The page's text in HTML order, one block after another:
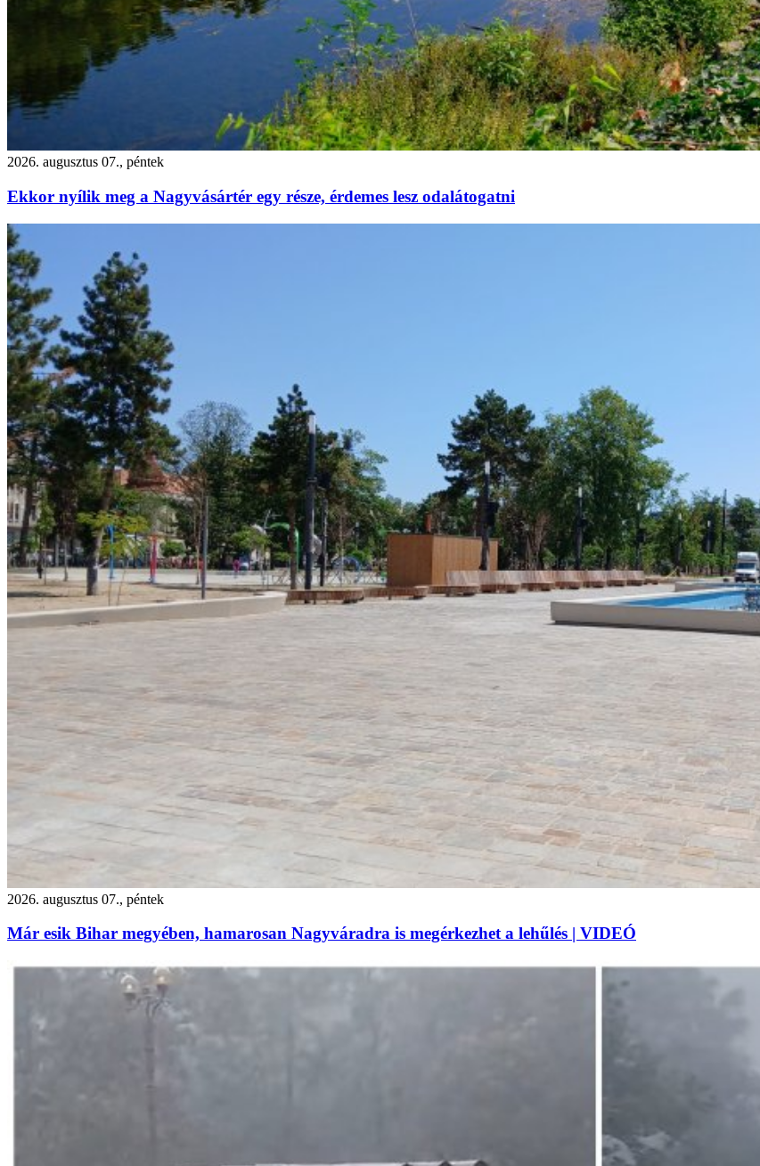
2026. augusztus 07., péntek
Ekkor nyílik meg a Nagyvásártér egy része, érdemes lesz odalátogatni
2026. augusztus 07., péntek
Már esik Bihar megyében, hamarosan Nagyváradra is megérkezhet a lehűlés | VIDEÓ